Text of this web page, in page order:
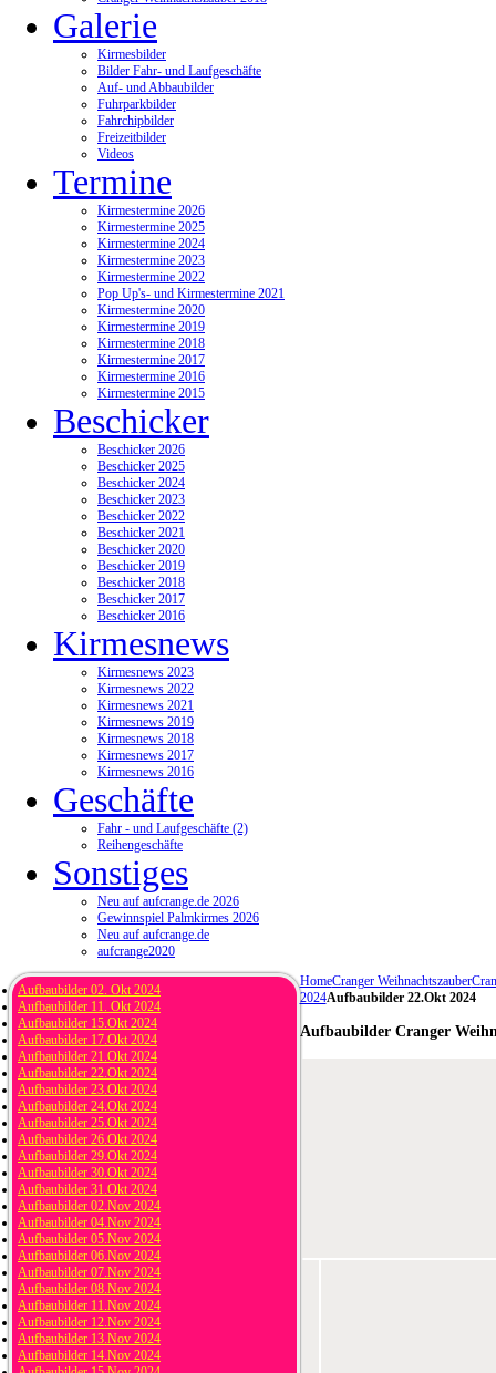
Galerie
Kirmesbilder
Bilder Fahr- und Laufgeschäfte
Auf- und Abbaubilder
Fuhrparkbilder
Fahrchipbilder
Freizeitbilder
Videos
Termine
Kirmestermine 2026
Kirmestermine 2025
Kirmestermine 2024
Kirmestermine 2023
Kirmestermine 2022
Pop Up's- und Kirmestermine 2021
Kirmestermine 2020
Kirmestermine 2019
Kirmestermine 2018
Kirmestermine 2017
Kirmestermine 2016
Kirmestermine 2015
Beschicker
Beschicker 2026
Beschicker 2025
Beschicker 2024
Beschicker 2023
Beschicker 2022
Beschicker 2021
Beschicker 2020
Beschicker 2019
Beschicker 2018
Beschicker 2017
Beschicker 2016
Kirmesnews
Kirmesnews 2023
Kirmesnews 2022
Kirmesnews 2021
Kirmesnews 2019
Kirmesnews 2018
Kirmesnews 2017
Kirmesnews 2016
Geschäfte
Fahr - und Laufgeschäfte (2)
Reihengeschäfte
Sonstiges
Neu auf aufcrange.de 2026
Gewinnspiel Palmkirmes 2026
Neu auf aufcrange.de
aufcrange2020
HomeCranger Weihnachtszauber
2024Aufbaubilder 22.Okt 2024
Aufbaubilder Cranger
Aufbaubilder 02. Okt 2024
Aufbaubilder 11. Okt 2024
Aufbaubilder 15.Okt 2024
Aufbaubilder 17.Okt 2024
Aufbaubilder 21.Okt 2024
Aufbaubilder 22.Okt 2024
Aufbaubilder 23.Okt 2024
Aufbaubilder 24.Okt 2024
Aufbaubilder 25.Okt 2024
Aufbaubilder 26.Okt 2024
Aufbaubilder 29.Okt 2024
Aufbaubilder 30.Okt 2024
Aufbaubilder 31.Okt 2024
Aufbaubilder 02.Nov 2024
Aufbaubilder 04.Nov 2024
Aufbaubilder 05.Nov 2024
Aufbaubilder 06.Nov 2024
Aufbaubilder 07.Nov 2024
Aufbaubilder 08.Nov 2024
Aufbaubilder 11.Nov 2024
Aufbaubilder 12.Nov 2024
Aufbaubilder 13.Nov 2024
Aufbaubilder 14.Nov 2024